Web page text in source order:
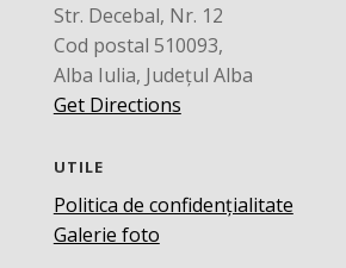
Str. Decebal, Nr. 12
Cod postal 510093,
Alba Iulia, Județul Alba
Get Directions
UTILE
Politica de confidențialitate
Galerie foto